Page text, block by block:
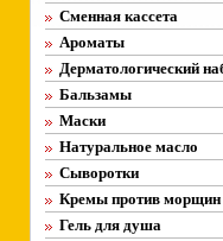
Сменная кассета
Ароматы
Дерматологический
Бальзамы
Маски
Натуральное масло
Сыворотки
Кремы против морщин
Гель для душа